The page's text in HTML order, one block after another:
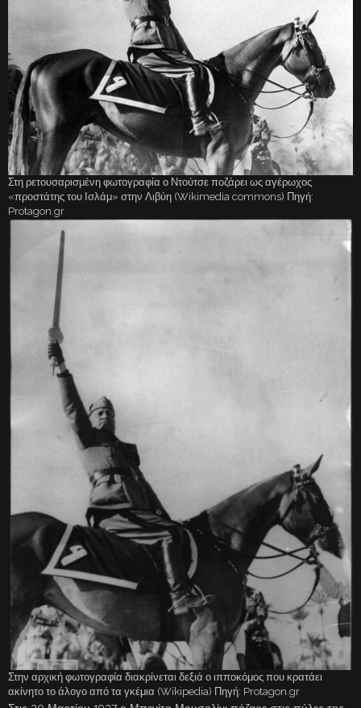
Στη ρετουσαρισμένη φωτογραφία ο Ντούτσε ποζάρει ως αγέρωχος
«προστάτης του Ισλάμ» στην Λιβύη (Wikimedia commons) Πηγή:
Protagon.gr
Στην αρχική φωτογραφία διακρίνεται δεξιά ο ιπποκόμος που κρατάει
ακίνητο το άλογο από τα γκέμια (Wikipedia) Πηγή: Protagon.gr